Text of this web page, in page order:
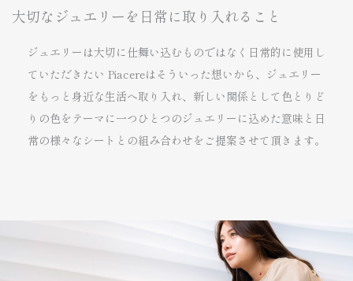
大切なジュエリーを日常に取り入れること
ジュエリーは大切に仕舞い込むものではなく日常的に使用し
ていただきたい Piacereはそういった想いから、ジュエリー
をもっと身近な生活へ取り入れ、新しい関係として色とりど
りの色をテーマに一つひとつのジュエリーに込めた意味と日
常の様々なシートとの組み合わせをご提案させて頂きます。